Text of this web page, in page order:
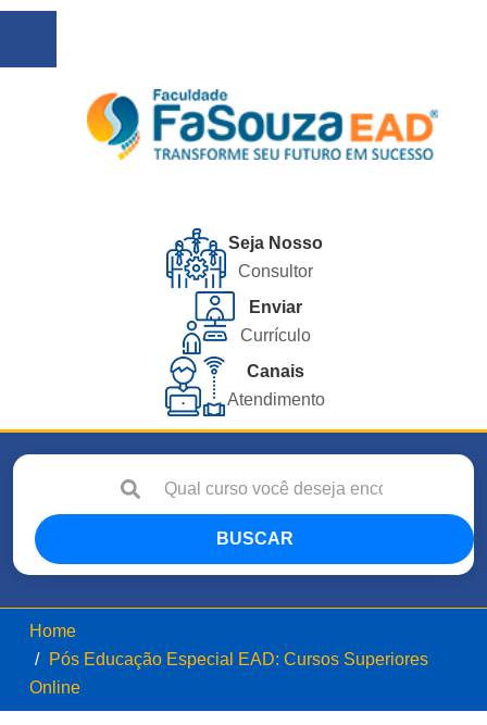
Seja Nosso
Consultor
Enviar
Currículo
Canais
Atendimento
BUSCAR
Home
Pós Educação Especial EAD: Cursos Superiores
Online